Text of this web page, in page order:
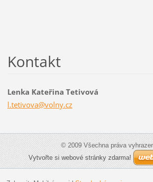
Kontakt
Lenka Kateřina Tetivová
l.tetivova@volny.cz
© 2009 Všechna práva
Vytvořte si webové stránky zdarma!